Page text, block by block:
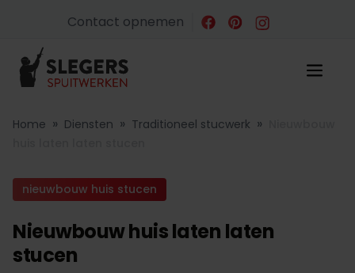
Contact opnemen
Home » Diensten » Traditioneel stucwerk »
nieuwbouw huis stucen
Nieuwbouw huis laten laten
stucen